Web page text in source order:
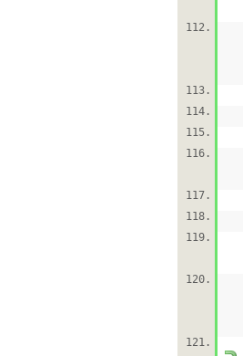
112.
113.
114.
115.
116.
117.
118.
119.
120.
121.